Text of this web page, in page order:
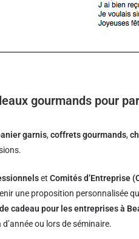
gourmands pour
garnis,coffrets gourmands,
etComités d’Entreprise
une proposition personnalisée
cadeau pour les entreprises à
d’année ou lors de séminaire.